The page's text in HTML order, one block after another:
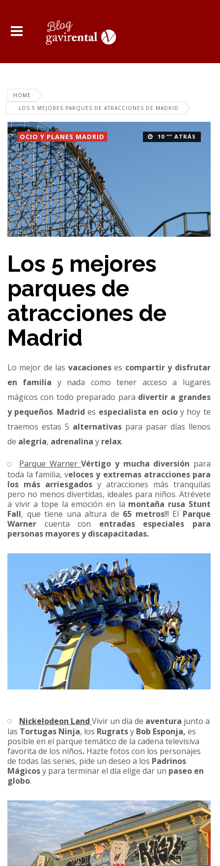
HOME
LOS 5 MEJORES PARQUES DE ATRACCIONES DE MADRID
10 “” ATRÁS
OCIO Y PLANES MADRID
Los 5 mejores
parques de
atracciones de
Madrid
Lo mejor de las vacacioneses compartir y disfrutar
en familia y nada como tener acceso a lugares
mágicos con todo preparado para divertir a grandes
y pequeños. Madrid es especialista en ocioy hoy te
traemos estas 5 alternativaspara pasar días llenos
de alegría, adrenalina y relax.
Parque WarnerVértigo y mucha diversión para
toda la familia, veloces y extremas atracciones para
los más arriesgadosy atracciones más tranquilas
pero no menos divertidas, ideales para niños. Atrévete
a vivir a tope la emoción en la montaña rusa Stunt
Fall, que tiene una altura de 65 metros!!! El Parque
Warner cuenta con entradas especiales para
personas mayores y discapacitadas.
Nickelodeon Land Vivir un día de aventura junto a
las Tortugas Ninja, los Rugratsy Bob Esponja, es
posible en el parque temático de la cadena televisiva
favorita de los niños. Hazte fotos con los personajes
de todas las series, pide un deseo a los Padrinos
Mágicosy para terminar el día elige dar un paseo en
globo.